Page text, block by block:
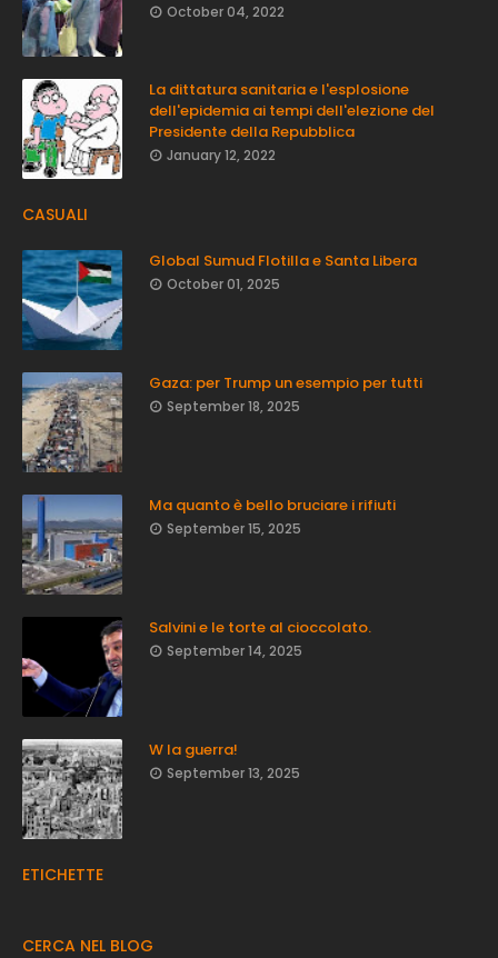
October 04, 2022
La dittatura sanitaria e l'esplosione
dell'epidemia ai tempi dell'elezione del
Presidente della Repubblica
January 12, 2022
CASUALI
Global Sumud Flotilla e Santa Libera
October 01, 2025
Gaza: per Trump un esempio per tutti
September 18, 2025
Ma quanto è bello bruciare i rifiuti
September 15, 2025
Salvini e le torte al cioccolato.
September 14, 2025
W la guerra!
September 13, 2025
ETICHETTE
CERCA NEL BLOG